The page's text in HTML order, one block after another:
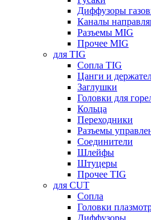
Диффузоры
Каналы
Разъемы MIG
Прочее MIG
для TIG
Сопла TIG
Цанги и
Заглушки
Головки для
Кольца
Переходники
Разъемы
Соединители
Шлейфы
Штуцеры
Прочее TIG
для CUT
Сопла
Головки